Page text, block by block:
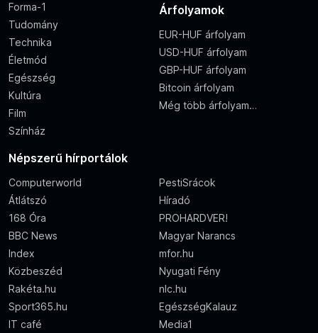
Forma-1
Tudomány
Technika
Életmód
Egészség
Kultúra
Film
Színház
Árfolyamok
EUR-HUF árfolyam
USD-HUF árfolyam
GBP-HUF árfolyam
Bitcoin árfolyam
Még több árfolyam…
Népszerű hírportálok
Computerworld
PestiSrácok
Átlátszó
Híradó
168 Óra
PROHARDVER!
BBC News
Magyar Narancs
Index
mfor.hu
Közbeszéd
Nyugati Fény
Rakéta.hu
nlc.hu
Sport365.hu
EgészségKalauz
IT café
Media1